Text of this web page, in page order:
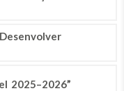
2025–2026”